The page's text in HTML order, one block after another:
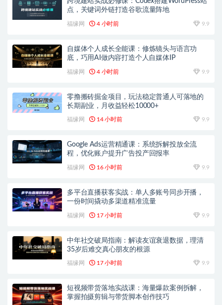
点，关键词外链打造谷歌流量阵地
福缘网 4 小时前 9.9
自媒体个人成长全能课：修炼镜头与语言功
底，巧用AI做内容打造个人自媒体IP
福缘网 4 小时前 9.9
零撸搬砖掘金项目，玩法稳定普通人可落地的
长期副业，月收益轻松10000+
福缘网 14 小时前 9.9
Google Ads运营精通课：系统拆解投放全流
程，优化账户提升广告投产回报率
福缘网 16 小时前 9.9
多平台直播获客实战：单人多账号同步开播，
一份时间撬动多渠道精准流量
福缘网 17 小时前 9.9
中年社交破局指南：解读友谊衰退数据，理清
35岁后难交真心朋友的根源
福缘网 17 小时前 9.9
短视频带货落地实战课：海量爆款案例拆解，
掌握拍摄剪辑与带货脚本创作技巧